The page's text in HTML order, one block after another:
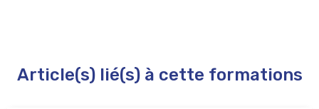
Article(s) lié(s) à cette formations